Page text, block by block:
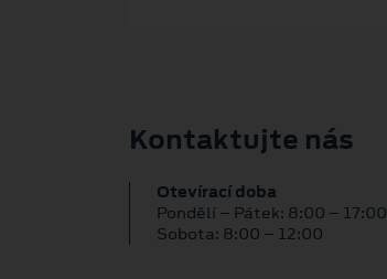
Kontaktujte nás
Otevírací doba
Pondělí – Pátek: 8:00 – 17:00
Sobota: 8:00 – 12:00